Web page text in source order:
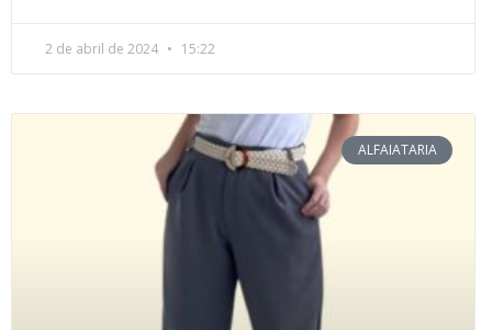
2 de abril de 2024 15:22
ALFAIATARIA